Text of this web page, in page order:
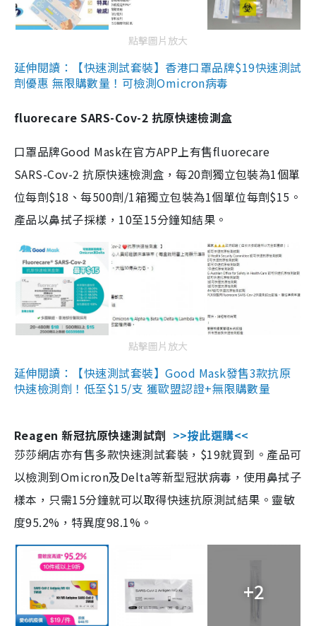
點擊圖片放大
延伸閱讀：【快速測試套裝】香港口罩品牌$19快速測試
劑優惠 無限購數量！可檢測Omicron病毒
fluorecare SARS-Cov-2 抗原快速檢測盒
口罩品牌Good Mask在官方APP上有售fluorecare
SARS-Cov-2 抗原快速檢測盒，每20劑獨立包裝為1個單
位每劑$18、每500劑/1箱獨立包裝為1個單位每劑$15。
產品以鼻拭子採樣，10至15分鐘知結果。
點擊圖片放大
延伸閱讀：【快速測試套裝】Good Mask發售3款抗原
快速檢測劑！低至$15/支 獲歐盟認證+無限購數量
Reagen 新冠抗原快速測試劑 >>按此選購<<
莎莎網店亦有售多款快速測試套裝，$19就買到。產品可
以檢測到Omicron及Delta等新型冠狀病毒，使用鼻拭子
樣本，只需15分鐘就可以取得快速抗原測試結果。靈敏
度95.2%，特異度98.1%。
+2